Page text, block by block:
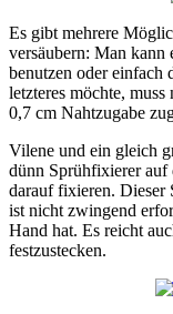
Es gibt mehrere
versäubern: Man kann
benutzen oder einfach
letzteres möchte,
0,7 cm Nahtzugabe
Vilene und ein gleich
dünn Sprühfixierer auf
darauf fixieren. Dieser
ist nicht zwingend
Hand hat. Es reicht
festzustecken.